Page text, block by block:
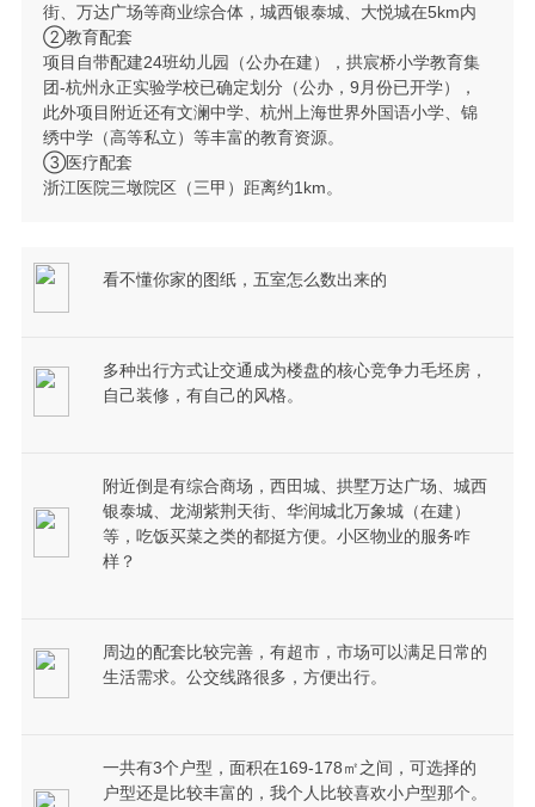
街、万达广场等商业综合体，城西银泰城、大悦城在5km内
②教育配套
项目自带配建24班幼儿园（公办在建），拱宸桥小学教育集
团-杭州永正实验学校已确定划分（公办，9月份已开学），
此外项目附近还有文澜中学、杭州上海世界外国语小学、锦
绣中学（高等私立）等丰富的教育资源。
③医疗配套
浙江医院三墩院区（三甲）距离约1km。
看不懂你家的图纸，五室怎么数出来的
多种出行方式让交通成为楼盘的核心竞争力毛坯房，
自己装修，有自己的风格。
附近倒是有综合商场，西田城、拱墅万达广场、城西
银泰城、龙湖紫荆天街、华润城北万象城（在建）
等，吃饭买菜之类的都挺方便。小区物业的服务咋
样？
周边的配套比较完善，有超市，市场可以满足日常的
生活需求。公交线路很多，方便出行。
一共有3个户型，面积在169-178㎡之间，可选择的
户型还是比较丰富的，我个人比较喜欢小户型那个。